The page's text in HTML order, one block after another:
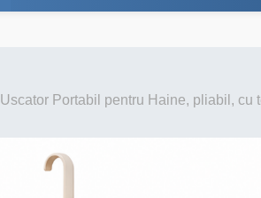
Uscator Portabil pentru Haine, pliabil, cu